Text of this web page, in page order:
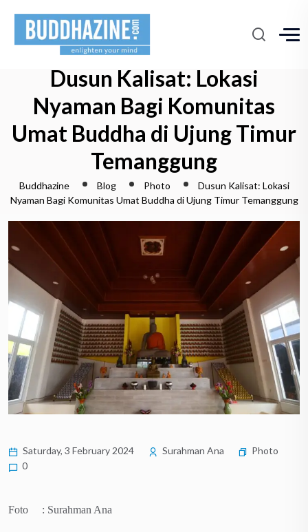
Dusun Kalisat: Lokasi
Nyaman Bagi Komunitas
Umat Buddha di Ujung Timur
Temanggung
Buddhazine Blog Photo
Dusun Kalisat: Lokasi
Nyaman Bagi Komunitas Umat Buddha di Ujung Timur Temanggung
Saturday, 3 February 2024 Surahman Ana
Photo
0
Foto : Surahman Ana